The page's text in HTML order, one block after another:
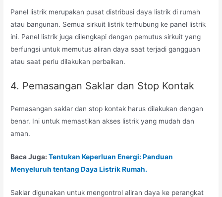
Panel listrik merupakan pusat distribusi daya listrik di rumah
atau bangunan. Semua sirkuit listrik terhubung ke panel listrik
ini. Panel listrik juga dilengkapi dengan pemutus sirkuit yang
berfungsi untuk memutus aliran daya saat terjadi gangguan
atau saat perlu dilakukan perbaikan.
4. Pemasangan Saklar dan Stop Kontak
Pemasangan saklar dan stop kontak harus dilakukan dengan
benar. Ini untuk memastikan akses listrik yang mudah dan
aman.
Baca Juga:Tentukan Keperluan Energi: Panduan
Menyeluruh tentang Daya Listrik Rumah.
Saklar digunakan untuk mengontrol aliran daya ke perangkat